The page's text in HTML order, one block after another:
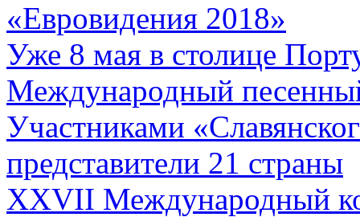
«Евровидения 2018»
Уже 8 мая в столице
Международный
Участниками
представители 21 страны
XXVII Международный